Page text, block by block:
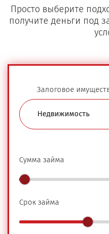
Просто выберите
получите деньги под
Залоговое
Сумма займа
Срок займа